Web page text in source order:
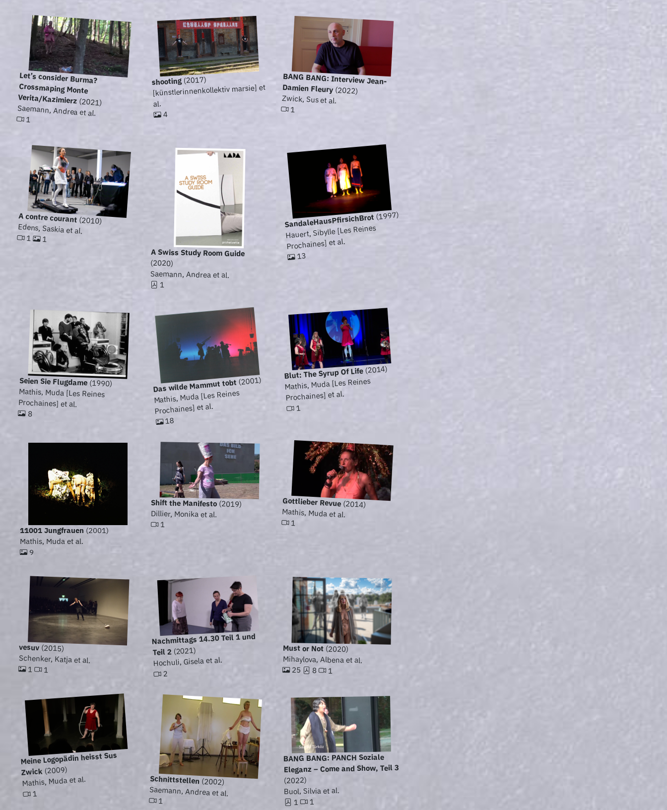
Let’s consider Burma?
Crossmaping Monte
Verita/Kazimierz(2021)
Saemann, Andrea et al.
1
shooting(2017)
[künstlerinnenkollektiv marsie] et
al.
4
BANG BANG: Interview Jean-
Damien Fleury(2022)
Zwick, Sus et al.
1
A contre courant(2010)
Edens, Saskia et al.
1 1
A Swiss Study Room Guide
(2020)
Saemann, Andrea et al.
1
SandaleHausPfirsichBrot(1997)
Hauert, Sibylle [Les Reines
Prochaines] et al.
13
Seien Sie Flugdame(1990)
Mathis, Muda [Les Reines
Prochaines] et al.
8
Das wilde Mammut tobt(2001)
Mathis, Muda [Les Reines
Prochaines] et al.
18
Blut: The Syrup Of Life(2014)
Mathis, Muda [Les Reines
Prochaines] et al.
1
11001 Jungfrauen (2001)
Mathis, Muda et al.
9
Shift the Manifesto (2019)
Dillier, Monika et al.
1
Gottlieber Revue(2014)
Mathis, Muda et al.
1
vesuv (2015)
Schenker, Katja et al.
1 1
Nachmittags 14.30 Teil 1 und
Teil 2 (2021)
Hochuli, Gisela et al.
2
Must or Not(2020)
Mihaylova, Albena et al.
25 8 1
Meine Logopädin heisst Sus
Zwick (2009)
Mathis, Muda et al.
1
Schnittstellen(2002)
Saemann, Andrea et al.
1
BANG BANG: PANCH Soziale
Eleganz – Come and Show, Teil 3
(2022)
Buol, Silvia et al.
1 1